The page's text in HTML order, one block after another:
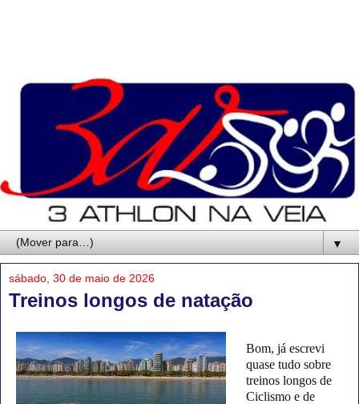
▼
sábado, 30 de maio de 2026
Treinos longos de natação
Bom, já escrevi
quase tudo sobre
treinos longos de
Ciclismo e de